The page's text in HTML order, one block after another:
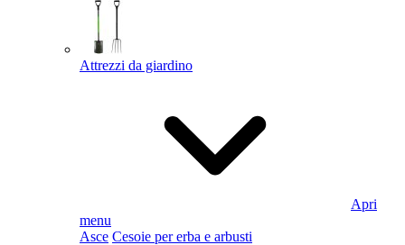
Attrezzi da giardino
Apri
menu
Asce Cesoie per erba e arbusti